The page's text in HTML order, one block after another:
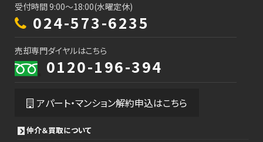
受付時間 9:00～18:00(水曜定休)
024-573-6235
売却専門ダイヤルはこちら
0120-196-394
アパート・マンション解約申込はこちら
仲介＆買取について